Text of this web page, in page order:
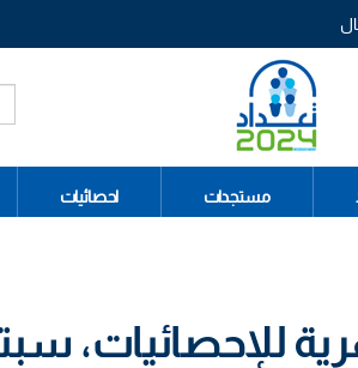
مستجدات احصائيات
للإحصائيات، سبتمبر